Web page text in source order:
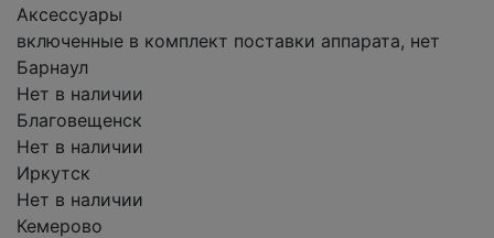
Аксессуары
включенные в комплект поставки аппарата, нет
Барнаул
Нет в наличии
Благовещенск
Нет в наличии
Иркутск
Нет в наличии
Кемерово